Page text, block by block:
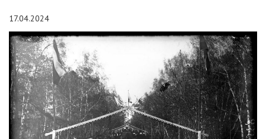
17.04.2024